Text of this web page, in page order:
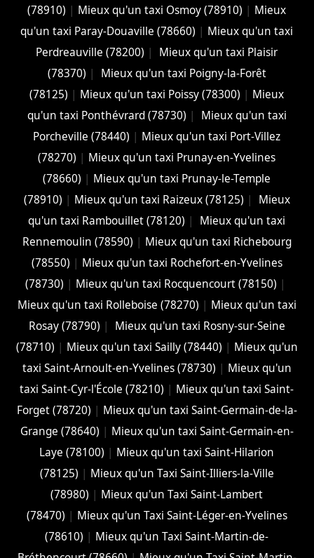
(78910) | Mieux qu'un taxi Osmoy (78910) | Mieux
qu'un taxi Paray-Douaville (78660) | Mieux qu'un taxi
Perdreauville (78200) |
Mieux qu'un taxi Plaisir
(78370) |
Mieux qu'un taxi Poigny-la-Forêt
(78125) | Mieux qu'un taxi Poissy (78300) | Mieux
qu'un taxi Ponthévrard (78730) |
Mieux qu'un taxi
Porcheville (78440) | Mieux qu'un taxi Port-Villez
(78270) | Mieux qu'un taxi Prunay-en-Yvelines
(78660) | Mieux qu'un taxi Prunay-le-Temple
(78910) | Mieux qu'un taxi Raizeux (78125) |
Mieux
qu'un taxi Rambouillet (78120) |
Mieux qu'un taxi
Rennemoulin (78590) | Mieux qu'un taxi Richebourg
(78550) | Mieux qu'un taxi Rochefort-en-Yvelines
(78730) | Mieux qu'un taxi Rocquencourt (78150) |
Mieux qu'un taxi Rolleboise (78270) | Mieux qu'un taxi
Rosay (78790) |
Mieux qu'un taxi Rosny-sur-Seine
(78710) | Mieux qu'un taxi Sailly (78440) | Mieux qu'un
taxi Saint-Arnoult-en-Yvelines (78730) | Mieux qu'un
taxi Saint-Cyr-l'École (78210) | Mieux qu'un taxi Saint-
Forget (78720) | Mieux qu'un taxi Saint-Germain-de-la-
Grange (78640) | Mieux qu'un taxi Saint-Germain-en-
Laye (78100) | Mieux qu'un taxi Saint-Hilarion
(78125) | Mieux qu'un Taxi Saint-Illiers-la-Ville
(78980) | Mieux qu'un Taxi Saint-Lambert
(78470) | Mieux qu'un Taxi Saint-Léger-en-Yvelines
(78610) | Mieux qu'un Taxi Saint-Martin-de-